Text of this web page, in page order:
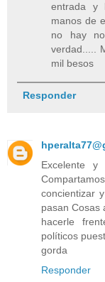
entrada y
manos de
no hay
verdad.....
mil besos
Responder
Excelente
concientizar
pasan Cosas
hacerle
políticos
gorda
Responder